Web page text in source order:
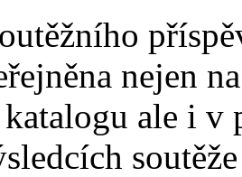
nejen
ale i v